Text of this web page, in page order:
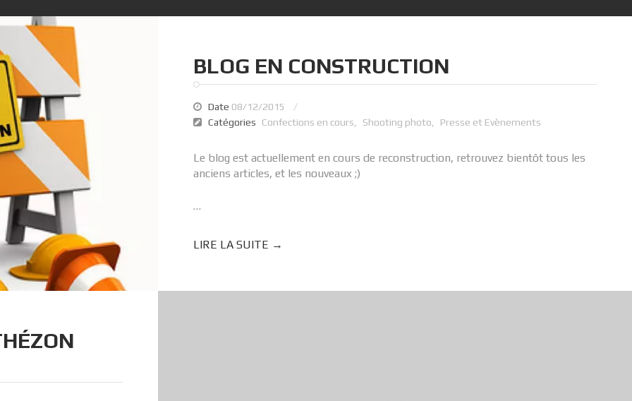
BLOG EN CONSTRUCTION
Date 08/12/2015
Catégories
Confections en cours Shooting photo Presse et Evènements
Le blog est actuellement en cours de reconstruction, retrouvez bientôt tous les
anciens articles, et les nouveaux ;)
…
LIRE LA SUITE →